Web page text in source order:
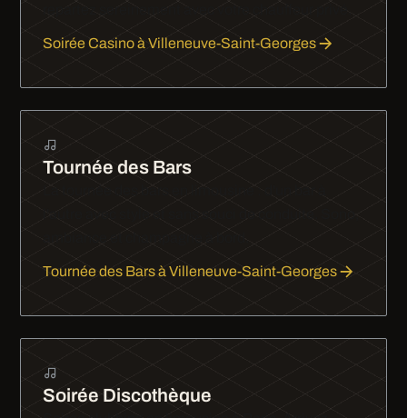
Soirée Casino à Villeneuve-Saint-Georges
Tournée des Bars
Tournée des Bars à Villeneuve-Saint-Georges
Soirée Discothèque